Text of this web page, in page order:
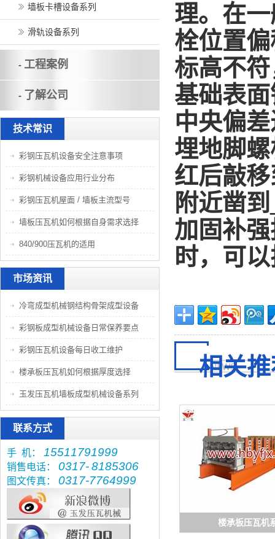
理。在
栓位置
标高不
基础表
中央偏
埋地脚
红后敲
附近凿
加固补
时，可
相关
楼承板压瓦机
墙板卡槽设备系列
滑轨设备系列
- 工程案例
- 了解公司
技术常识
彩钢压瓦机设备安全注意事项
彩钢机械设备应用行业分布
彩钢压瓦机屋面 / 墙板主流型号
墙板压瓦机如何根据自身需求选择
840/900压瓦机的适用
市场资讯
冷弯成型机械钢结构骨架成型设备
彩钢板成型机械设备日常保养要点
彩钢压瓦机设备每日收工维护
楼承板压瓦机如何根据厚度选择
玉发压瓦机墙板成型机械设备系列
联系方式
手 机： 15511791999
销售电话： 0317-8185306
图文传真： 0317-7764999